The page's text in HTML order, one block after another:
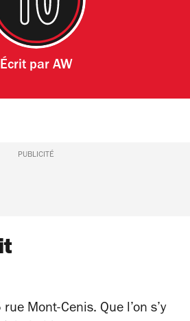
Écrit par AW
PUBLICITÉ
Mont-Cenis. Que l’on s’y